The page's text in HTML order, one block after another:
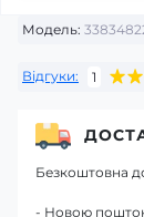
Модель:
Відгуки: 1
Безкоштовна
- Новою